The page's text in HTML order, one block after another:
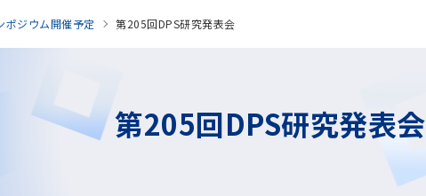
ポジウム開催予定 第205回DPS研究発表会
第205回DPS研究発表会